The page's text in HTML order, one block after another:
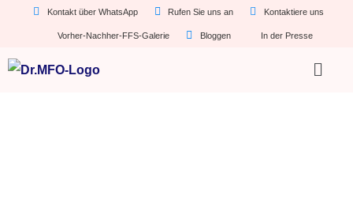
Kontakt über WhatsApp Rufen Sie uns an Kontaktiere uns
Vorher-Nachher-FFS-Galerie Bloggen In der Presse